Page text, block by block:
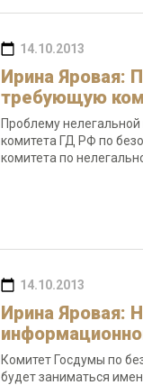
14.10.2013
Ирина Яровая:
требующую
Проблему
комитета ГД РФ по
комитета по
14.10.2013
Ирина Яровая:
Комитет Госдумы по
будет заниматься